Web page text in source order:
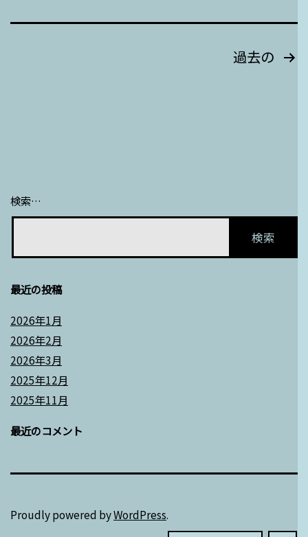
ジ
送
過去の
検索…
最近の投稿
2026年1月
2026年2月
2026年3月
2025年12月
2025年11月
最近のコメント
Proudly powered byWordPress.